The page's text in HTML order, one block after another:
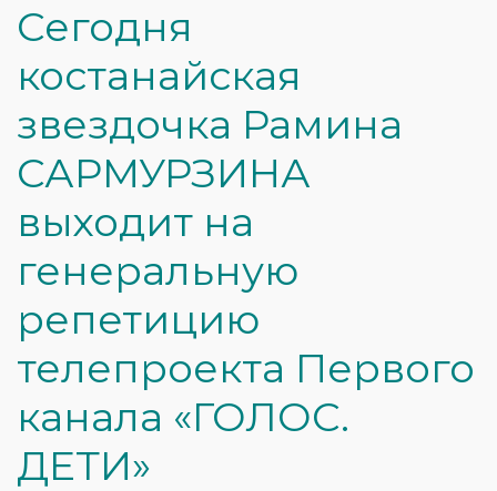
Сегодня
костанайская
звездочка Рамина
САРМУРЗИНА
выходит на
генеральную
репетицию
телепроекта Первого
канала «ГОЛОС.
ДЕТИ»